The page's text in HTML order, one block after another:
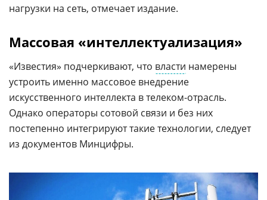
нагрузки на сеть, отмечает издание.
Массовая «интеллектуализация»
«Известия» подчеркивают, что власти намерены
устроить именно массовое внедрение
искусственного интеллекта в телеком-отрасль.
Однако операторы сотовой связи и без них
постепенно интегрируют такие технологии, следует
из документов Минцифры.